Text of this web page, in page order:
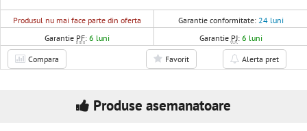
Produsul nu mai face parte din oferta Garantie conformitate: 24 luni
Garantie PF:6 luni Garantie PJ: 6 luni
Compara Favorit Alerta pret
Produse asemanatoare